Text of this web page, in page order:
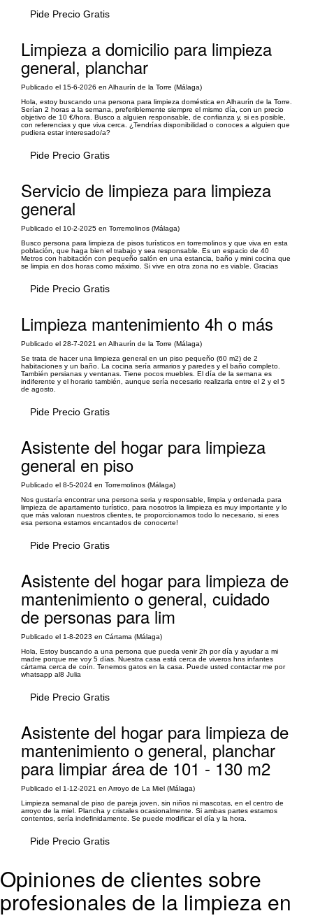
Pide Precio Gratis
Limpieza a domicilio para limpieza
general, planchar
Publicado el 15-6-2026 en Alhaurín de la Torre (Málaga)
Hola, estoy buscando una persona para limpieza doméstica en Alhaurín de la Torre.
Serían 2 horas a la semana, preferiblemente siempre el mismo día, con un precio
objetivo de 10 €/hora. Busco a alguien responsable, de confianza y, si es posible,
con referencias y que viva cerca. ¿Tendrías disponibilidad o conoces a alguien que
pudiera estar interesado/a?
Pide Precio Gratis
Servicio de limpieza para limpieza
general
Publicado el 10-2-2025 en Torremolinos (Málaga)
Busco persona para limpieza de pisos turísticos en torremolinos y que viva en esta
población, que haga bien el trabajo y sea responsable. Es un espacio de 40
Metros con habitación con pequeño salón en una estancia, baño y mini cocina que
se limpia en dos horas como máximo. Si vive en otra zona no es viable. Gracias
Pide Precio Gratis
Limpieza mantenimiento 4h o más
Publicado el 28-7-2021 en Alhaurín de la Torre (Málaga)
Se trata de hacer una limpieza general en un piso pequeño (60 m2) de 2
habitaciones y un baño. La cocina sería armarios y paredes y el baño completo.
También persianas y ventanas. Tiene pocos muebles. El día de la semana es
indiferente y el horario también, aunque sería necesario realizarla entre el 2 y el 5
de agosto.
Pide Precio Gratis
Asistente del hogar para limpieza
general en piso
Publicado el 8-5-2024 en Torremolinos (Málaga)
Nos gustaría encontrar una persona seria y responsable, limpia y ordenada para
limpieza de apartamento turístico, para nosotros la limpieza es muy importante y lo
que más valoran nuestros clientes, te proporcionamos todo lo necesario, si eres
esa persona estamos encantados de conocerte!
Pide Precio Gratis
Asistente del hogar para limpieza de
mantenimiento o general, cuidado
de personas para lim
Publicado el 1-8-2023 en Cártama (Málaga)
Hola, Estoy buscando a una persona que pueda venir 2h por día y ayudar a mi
madre porque me voy 5 días. Nuestra casa está cerca de viveros hns infantes
cártama cerca de coín. Tenemos gatos en la casa. Puede usted contactar me por
whatsapp al8 Julia
Pide Precio Gratis
Asistente del hogar para limpieza de
mantenimiento o general, planchar
para limpiar área de 101 - 130 m2
Publicado el 1-12-2021 en Arroyo de La Miel (Málaga)
Limpieza semanal de piso de pareja joven, sin niños ni mascotas, en el centro de
arroyo de la miel. Plancha y cristales ocasionalmente. Si ambas partes estamos
contentos, sería indefinidamente. Se puede modificar el día y la hora.
Pide Precio Gratis
Opiniones de clientes sobre
profesionales de la limpieza en